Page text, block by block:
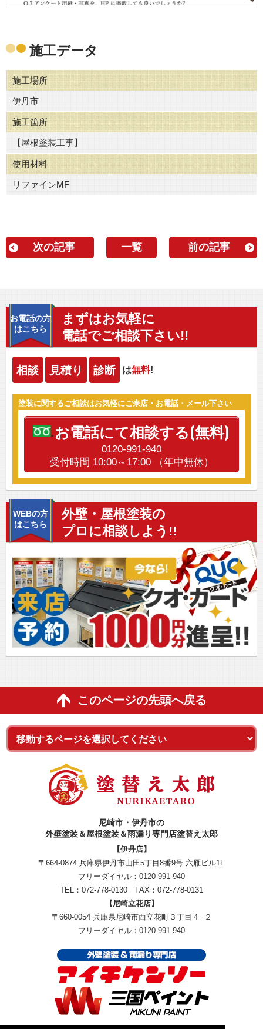
施工データ
施工場所
伊丹市
施工箇所
【屋根塗装工事】
使用材料
リファインMF
次の記事 一覧 前の記事
お電話の方
はこちら
まずはお気軽に
電話でご相談下さい!!
相談 見積り 診断 は無料!
塗装に関するご相談はお気軽にご来店・お電話・メール下さい
お電話にて相談する(無料)
0120-991-940
受付時間 10:00～17:00 （年中無休）
WEBの方
はこちら
外壁・屋根塗装の
プロに相談しよう!!
このページの先頭へ戻る
尼崎市・伊丹市の
外壁塗装＆屋根塗装＆雨漏り専門店塗替え太郎
【伊丹店】
〒664-0874 兵庫県伊丹市山田5丁目8番9号 六雁ビル1F
フリーダイヤル： 0120-991-940
TEL： 072-778-0130 FAX：072-778-0131
【尼崎立花店】
〒660-0054 兵庫県尼崎市西立花町３丁目４−２
フリーダイヤル： 0120-991-940